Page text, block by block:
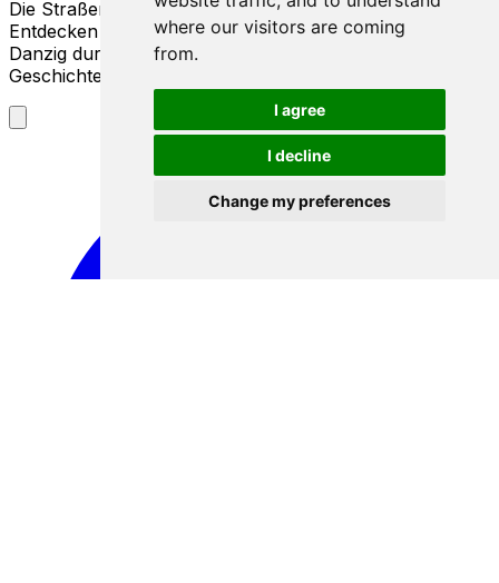
where our visitors are coming
from.
I agree
I decline
Change my preferences
Die Straßen von Danzig
Entdecken Sie die reiche Geschichte und Kultur von
Danzig durch seine Straßen, Menschen und
Geschichten.